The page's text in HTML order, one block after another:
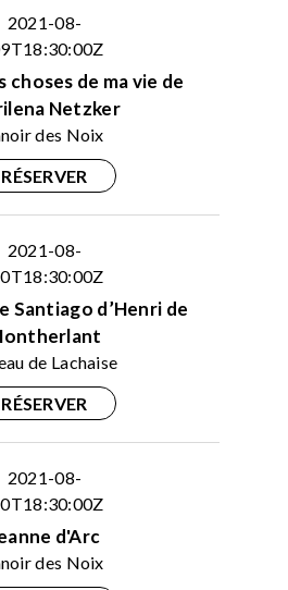
2021-08-
choses de ma vie de
Netzker
des Noix
RÉSERVER
2021-08-
Santiago d’Henri de
de Lachaise
RÉSERVER
2021-08-
d'Arc
des Noix